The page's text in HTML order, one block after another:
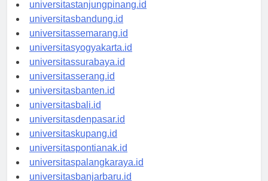
universitastanjungpinang.id
universitasbandung.id
universitassemarang.id
universitasyogyakarta.id
universitassurabaya.id
universitasserang.id
universitasbanten.id
universitasbali.id
universitasdenpasar.id
universitaskupang.id
universitaspontianak.id
universitaspalangkaraya.id